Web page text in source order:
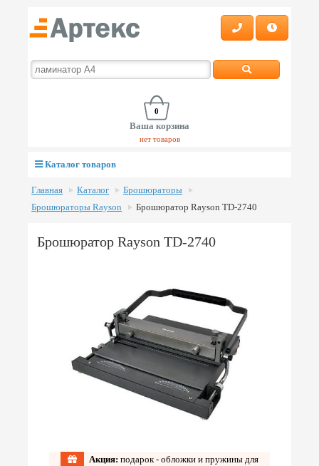
0
Ваша корзина
нет товаров
Каталог товаров
Главная Каталог
Брошюраторы
Брошюраторы Rayson
Брошюратор Rayson TD-2740
Брошюратор Rayson TD-2740
Акция: подарок - обложки и пружины для